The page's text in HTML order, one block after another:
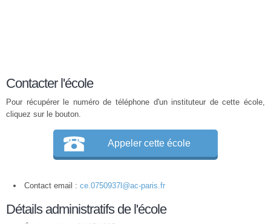
Contacter l'école
Pour récupérer le numéro de téléphone d'un instituteur de cette école,
cliquez sur le bouton.
Appeler cette école
Contact email : ce.0750937l@ac-paris.fr
Détails administratifs de l'école